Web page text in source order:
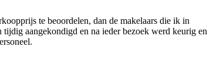
te beoordelen, dan de makelaars die ik in
tijdig aangekondigd en na ieder bezoek werd keurig en